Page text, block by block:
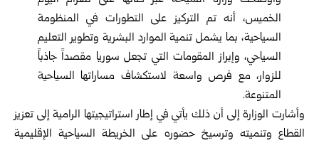
الخميس، أنه تم التركيز على التطورات في المنظومة
السياحية، بما يشمل تنمية الموارد البشرية وتطوير التعليم
السياحي، وإبراز المقومات التي تجعل سوريا مقصداً جاذباً
للزوار، مع فرص واسعة لاستكشاف مساراتها السياحية
المتنوعة.
وأشارت الوزارة إلى أن ذلك يأتي في إطار استراتيجيتها الرامية إلى تعزيز
القطاع وتنميته وترسيخ حضوره على الخريطة السياحية الإقليمية